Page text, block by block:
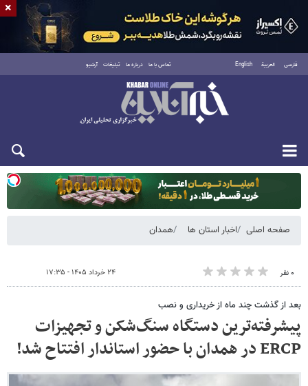
فارسی العربية English تماس با ما درباره ما تبلیغات آرشیو
دوشنبه ۱۹ مرداد ۱۴۰۵
صفحه اصلی اخبار استان ها همدان
۰ نفر ۲۴ خرداد ۱۴۰۵ - ۱۷:۳۵
بعد از گذشت چند ماه از خریداری و نصب
پیشرفته‌ترین دستگاه سنگ‌شکن و تجهیزات
ERCP در همدان با حضور استاندار افتتاح شد!
×